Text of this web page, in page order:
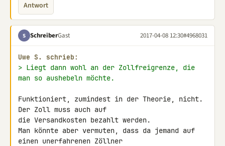
Antwort
S SchreiberGast 2017-04-08 12:30#4968031
Uwe S. schrieb:
> Liegt dann wohl an der Zollfreigrenze, die
man so aushebeln möchte.
Funktioniert, zumindest in der Theorie, nicht.
Der Zoll muss auch auf
die Versandkosten bezahlt werden.
Man könnte aber vermuten, dass da jemand auf
einen unerfahrenen Zöllner